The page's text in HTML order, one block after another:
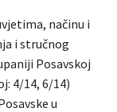
načinu i
i stručnog
Posavskoj
4/14, 6/14)
u